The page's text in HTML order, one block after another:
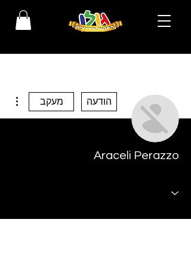
הודעה מעקב
Araceli Perazzo